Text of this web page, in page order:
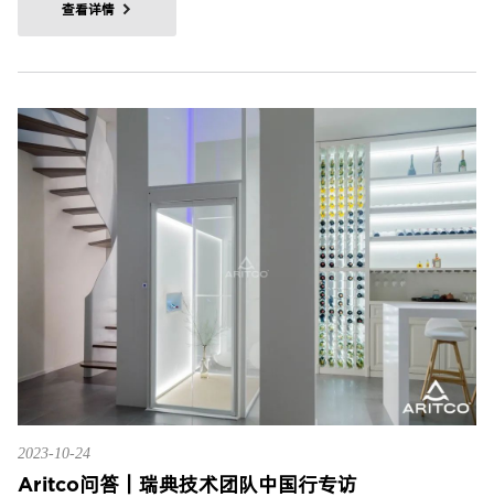
查看详情
2023-10-24
Aritco问答｜瑞典技术团队中国行专访